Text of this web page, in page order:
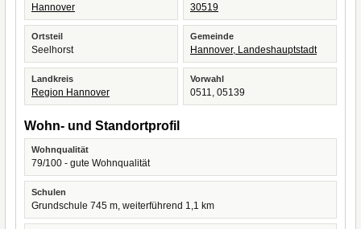
Hannover 30519
Ortsteil
Seelhorst
Gemeinde
Hannover, Landeshauptstadt
Landkreis
Region Hannover
Vorwahl
0511, 05139
Wohn- und Standortprofil
Wohnqualität
79/100 - gute Wohnqualität
Schulen
Grundschule 745 m, weiterführend 1,1 km